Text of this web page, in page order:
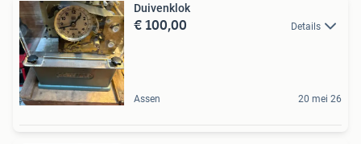
Duivenklok
€ 100,00 Details
Assen 20 mei 26